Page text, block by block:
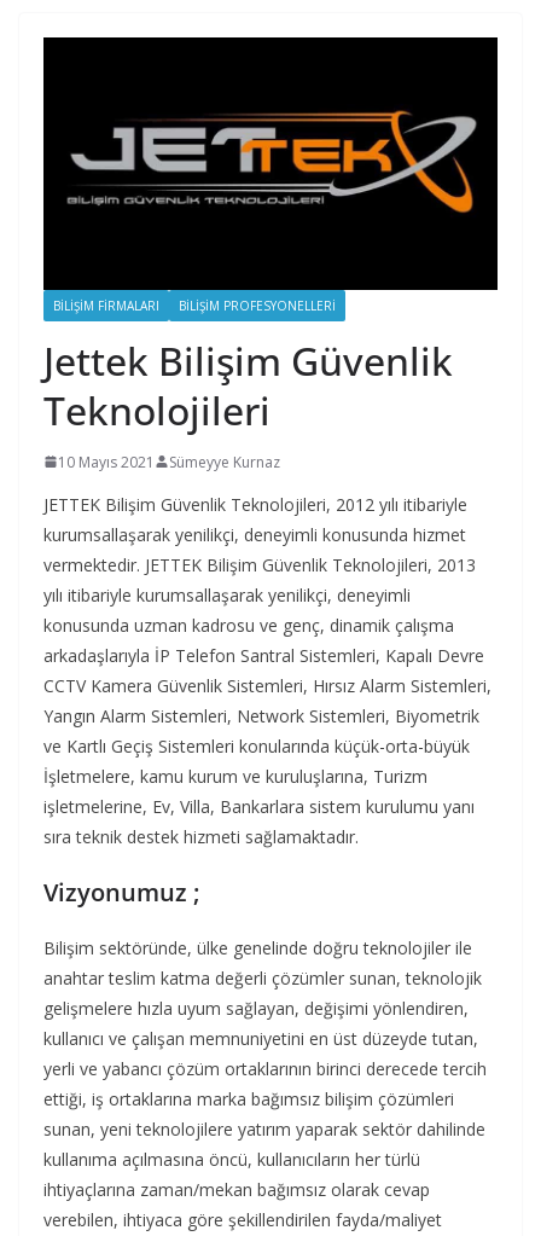
BILIŞIM FIRMALARI BILIŞIM PROFESYONELLERI
Jettek Bilişim Güvenlik
Teknolojileri
10 Mayıs 2021 Sümeyye Kurnaz
JETTEK Bilişim Güvenlik Teknolojileri, 2012 yılı itibariyle
kurumsallaşarak yenilikçi, deneyimli konusunda hizmet
vermektedir. JETTEK Bilişim Güvenlik Teknolojileri, 2013
yılı itibariyle kurumsallaşarak yenilikçi, deneyimli
konusunda uzman kadrosu ve genç, dinamik çalışma
arkadaşlarıyla İP Telefon Santral Sistemleri, Kapalı Devre
CCTV Kamera Güvenlik Sistemleri, Hırsız Alarm Sistemleri,
Yangın Alarm Sistemleri, Network Sistemleri, Biyometrik
ve Kartlı Geçiş Sistemleri konularında küçük-orta-büyük
İşletmelere, kamu kurum ve kuruluşlarına, Turizm
işletmelerine, Ev, Villa, Bankarlara sistem kurulumu yanı
sıra teknik destek hizmeti sağlamaktadır.
Vizyonumuz ;
Bilişim sektöründe, ülke genelinde doğru teknolojiler ile
anahtar teslim katma değerli çözümler sunan, teknolojik
gelişmelere hızla uyum sağlayan, değişimi yönlendiren,
kullanıcı ve çalışan memnuniyetini en üst düzeyde tutan,
yerli ve yabancı çözüm ortaklarının birinci derecede tercih
ettiği, iş ortaklarına marka bağımsız bilişim çözümleri
sunan, yeni teknolojilere yatırım yaparak sektör dahilinde
kullanıma açılmasına öncü, kullanıcıların her türlü
ihtiyaçlarına zaman/mekan bağımsız olarak cevap
verebilen, ihtiyaca göre şekillendirilen fayda/maliyet